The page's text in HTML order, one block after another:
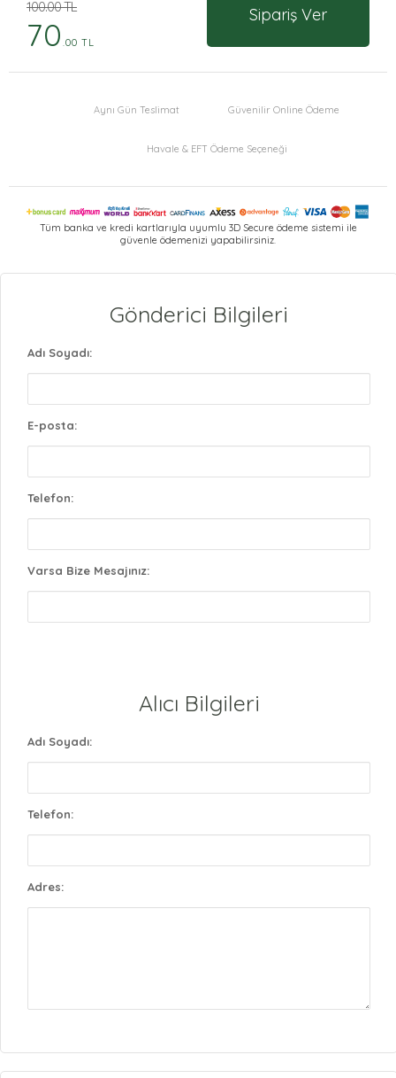
100.00 TL
70 .00 TL
Sipariş Ver
Aynı Gün Teslimat Güvenilir Online Ödeme
Havale & EFT Ödeme Seçeneği
Tüm banka ve kredi kartlarıyla uyumlu 3D Secure ödeme sistemi ile
güvenle ödemenizi yapabilirsiniz.
Gönderici Bilgileri
Adı Soyadı:
E-posta:
Telefon:
Varsa Bize Mesajınız:
Alıcı Bilgileri
Adı Soyadı:
Telefon:
Adres: